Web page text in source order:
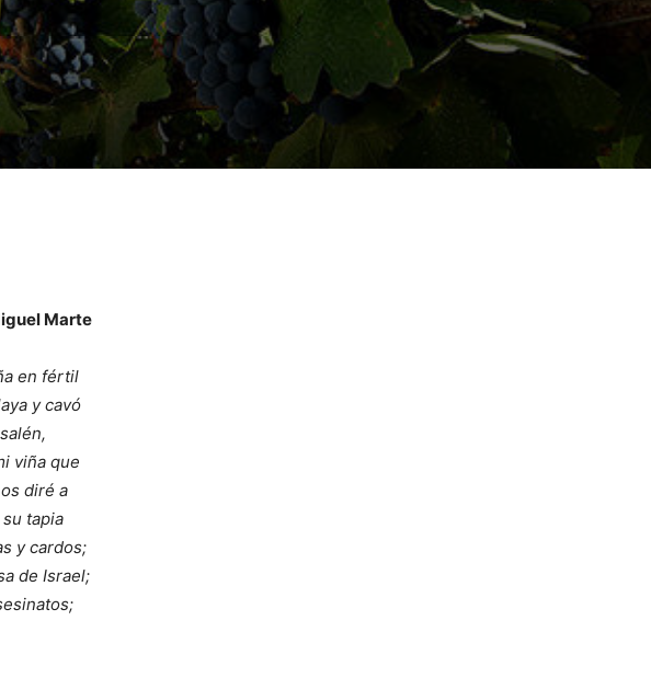
Marte
en fértil
y cavó
viña que
diré a
tapia
y cardos;
de Israel;